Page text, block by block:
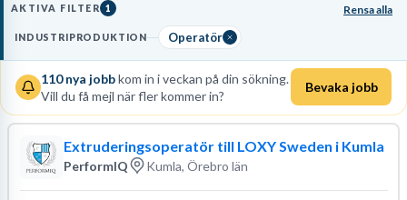
AKTIVA FILTER 1 Rensa alla
INDUSTRIPRODUKTION Operatör
110nya jobbkom in i veckan på din sökning.
Vill du få mejl när fler kommer in?
Bevaka jobb
Extruderingsoperatör till LOXY Sweden i Kumla
PerformIQ Kumla, Örebro län